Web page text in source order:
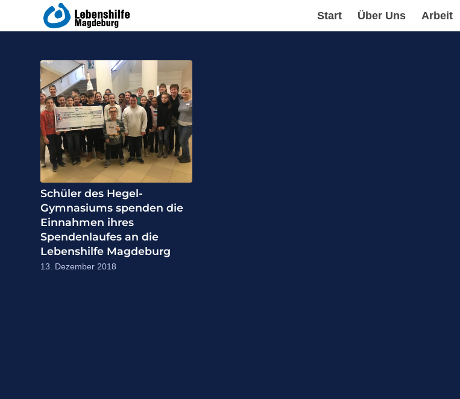
Start Über Uns Arbeit
Schüler des Hegel-
Gymnasiums spenden die
Einnahmen ihres
Spendenlaufes an die
Lebenshilfe Magdeburg
13. Dezember 2018